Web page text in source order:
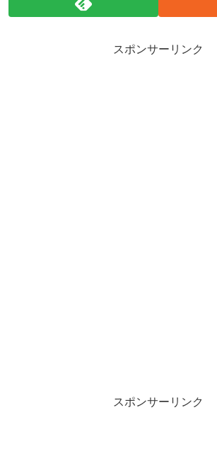
スポンサーリンク
スポンサーリンク